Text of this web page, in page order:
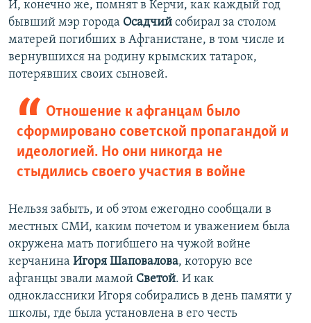
И, конечно же, помнят в Керчи, как каждый год
бывший мэр города Осадчий собирал за столом
матерей погибших в Афганистане, в том числе и
вернувшихся на родину крымских татарок,
потерявших своих сыновей.
Отношение к афганцам было
сформировано советской пропагандой и
идеологией. Но они никогда не
стыдились своего участия в войне
Нельзя забыть, и об этом ежегодно сообщали в
местных СМИ, каким почетом и уважением была
окружена мать погибшего на чужой войне
керчанина Игоря Шаповалова, которую все
афганцы звали мамой Светой. И как
одноклассники Игоря собирались в день памяти у
школы, где была установлена в его честь